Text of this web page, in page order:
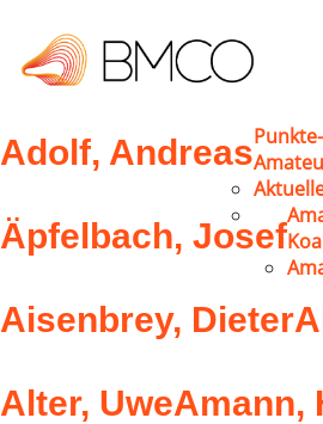
Abel, Georg
Adolf, Andreas
Äpfelbach, Josef
Aisenbrey, Dieter
Alter, UweAmann,